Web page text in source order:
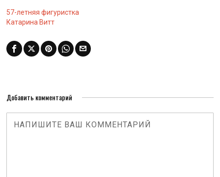
57-летняя фигуристка
Катарина Витт
Добавить комментарий